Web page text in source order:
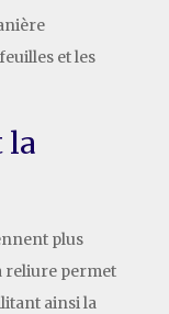
et les
la
plus
reliure permet
ainsi la